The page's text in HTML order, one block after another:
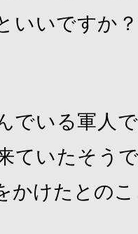
いいですか
でいる軍人
ていたそう
かけたとの